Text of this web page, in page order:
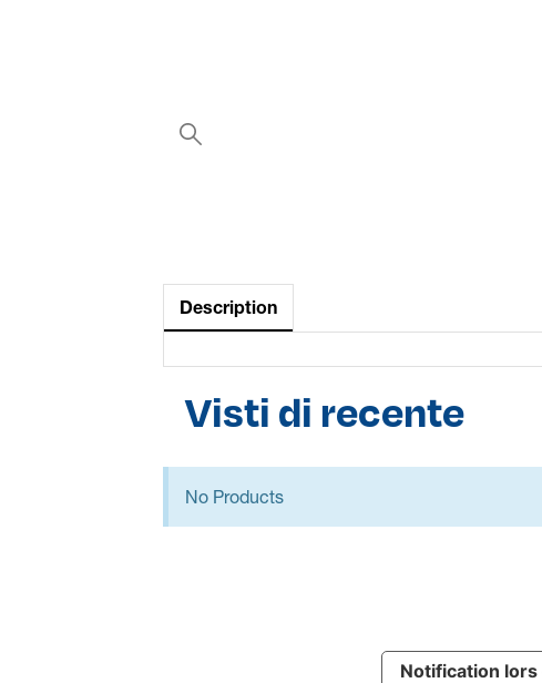
Description
Visti di recente
No Products
Notification lors